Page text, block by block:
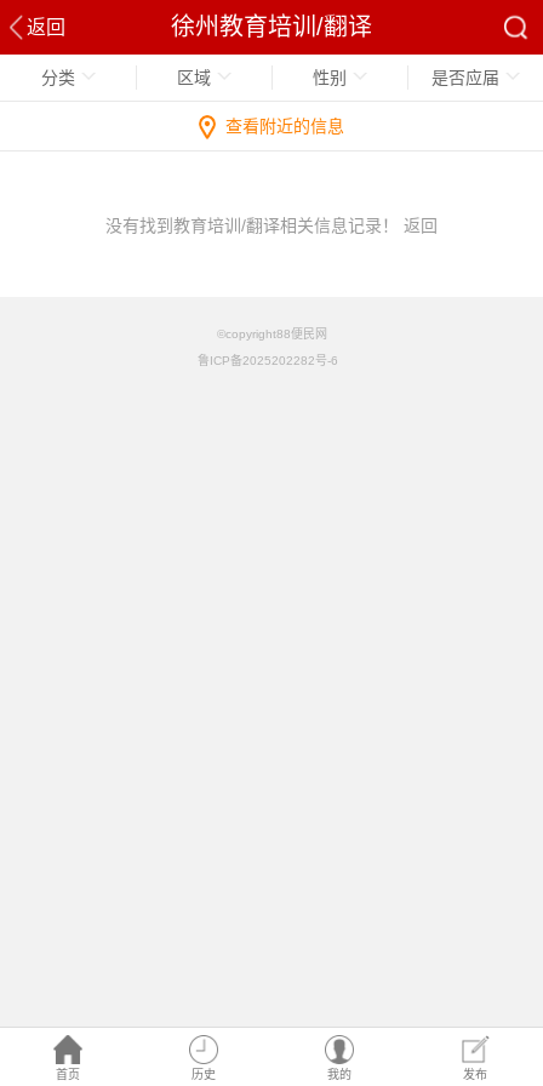
返回 徐州教育培训/翻译
首页 历史 我的 发布
分类 区域 性别 是否应届
查看附近的信息
没有找到教育培训/翻译相关信息记录！ 返回
©copyright88便民网
鲁ICP备2025202282号-6